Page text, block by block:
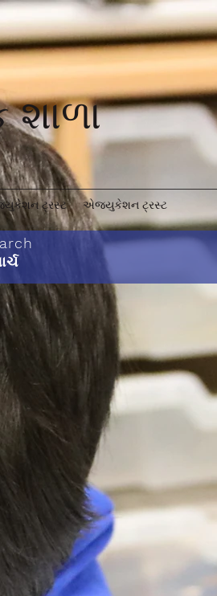
શાળા
ટ્રસ્ટ એજ્યુકેશન ટ્રસ્ટ